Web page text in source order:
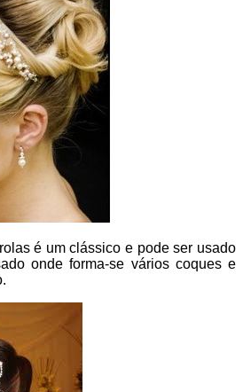
é um clássico e pode ser usado
onde forma-se vários coques e